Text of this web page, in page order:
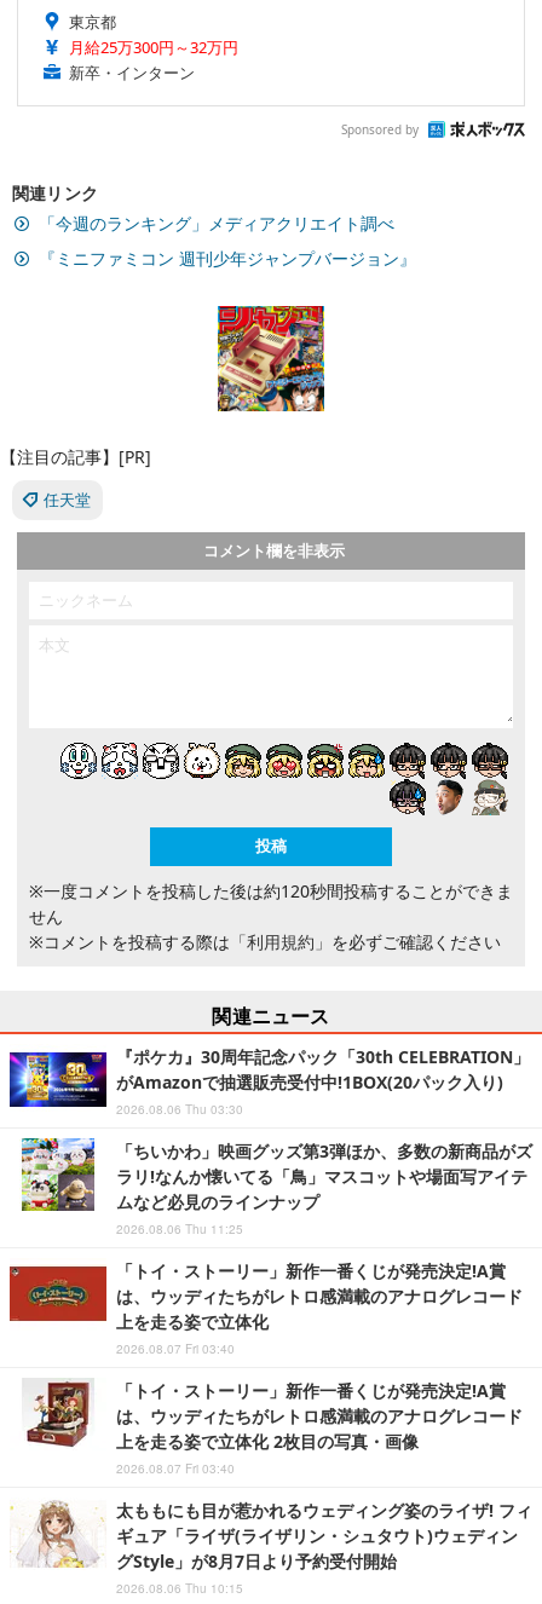
東京都
月給25万300円～32万円
新卒・インターン
Sponsored by
関連リンク
「今週のランキング」メディアクリエイト調べ
『ミニファミコン 週刊少年ジャンプバージョン』
【注目の記事】[PR]
任天堂
コメント欄を非表示
※一度コメントを投稿した後は約120秒間投稿することができま
せん
※コメントを投稿する際は 「利用規約」 を必ずご確認ください
関連ニュース
『ポケカ』30周年記念パック「30th CELEBRATION」
がAmazonで抽選販売受付中!1BOX(20パック入り)
2026.08.06 Thu 03:30
「ちいかわ」映画グッズ第3弾ほか、多数の新商品がズ
ラリ!なんか懐いてる「鳥」マスコットや場面写アイテ
ムなど必見のラインナップ
2026.08.06 Thu 11:25
「トイ・ストーリー」新作一番くじが発売決定!A賞
は、ウッディたちがレトロ感満載のアナログレコード
上を走る姿で立体化
2026.08.07 Fri 03:40
「トイ・ストーリー」新作一番くじが発売決定!A賞
は、ウッディたちがレトロ感満載のアナログレコード
上を走る姿で立体化 2枚目の写真・画像
2026.08.07 Fri 03:40
太ももにも目が惹かれるウェディング姿のライザ! フィ
ギュア「ライザ(ライザリン・シュタウト)ウェディン
グStyle」が8月7日より予約受付開始
2026.08.06 Thu 10:15